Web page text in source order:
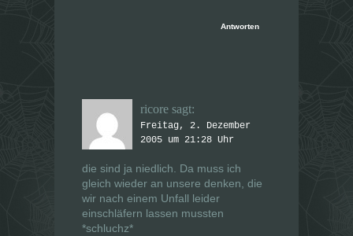
Antworten
ricore sagt:
Freitag, 2. Dezember
2005 um 21:28 Uhr
die sind ja niedlich. Da muss ich
gleich wieder an unsere denken, die
wir nach einem Unfall leider
einschläfern lassen mussten
*schluchz*